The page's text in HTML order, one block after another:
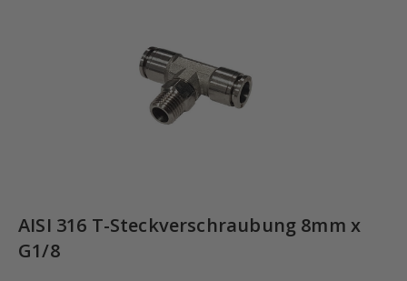
AISI 316 T-Steckverschraubung 8mm x
G1/8